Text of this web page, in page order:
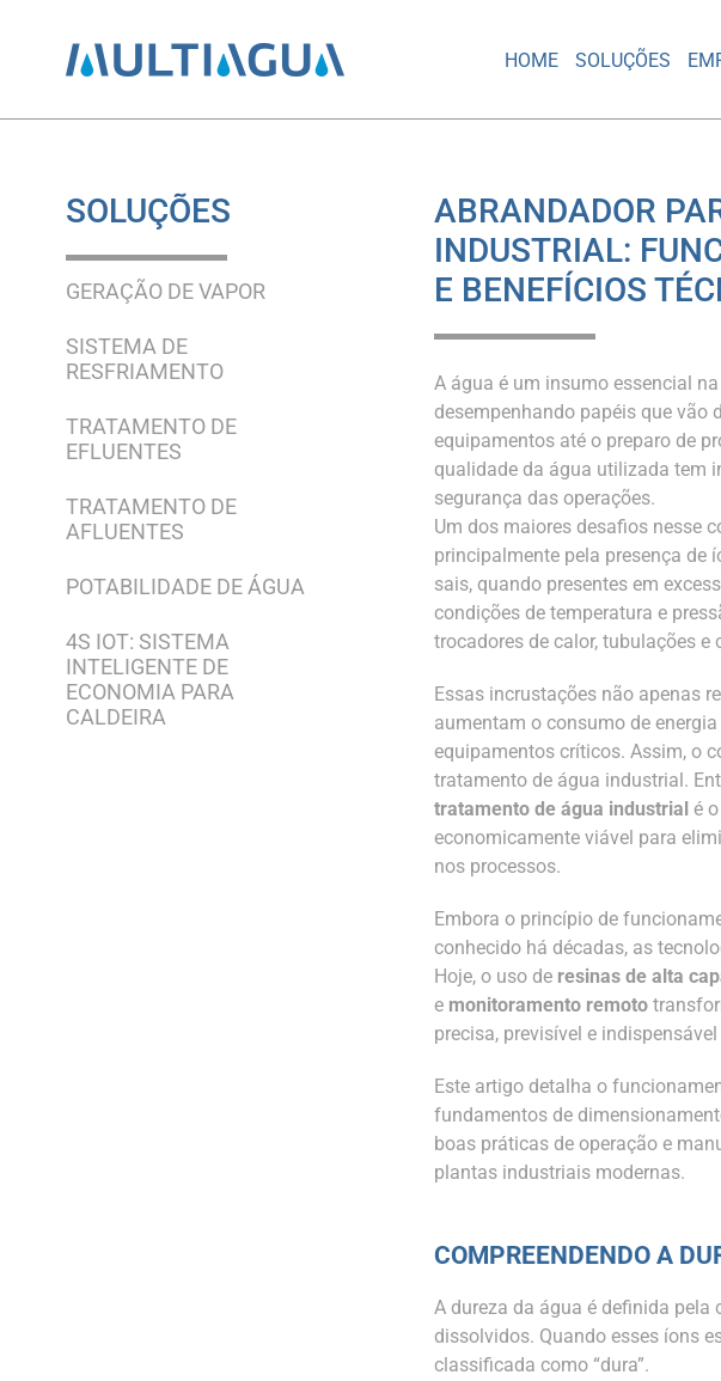
HOME SOLUÇÕES
SOLUÇÕES
GERAÇÃO DE VAPOR
SISTEMA DE
RESFRIAMENTO
TRATAMENTO DE
EFLUENTES
TRATAMENTO DE
AFLUENTES
POTABILIDADE DE ÁGUA
4S IOT: SISTEMA
INTELIGENTE DE
ECONOMIA PARA
CALDEIRA
ABRANDADOR
INDUSTRIAL:
E BENEFÍCIOS
A água é um insumo essencial
desempenhando papéis que vão
equipamentos até o preparo de
qualidade da água utilizada tem
segurança das operações.
Um dos maiores desafios nesse
principalmente pela presença de
sais, quando presentes em
condições de temperatura e
trocadores de calor, tubulações e
Essas incrustações não apenas
aumentam o consumo de
equipamentos críticos. Assim, o
tratamento de água industrial.
tratamento de água industrial é
economicamente viável para
nos processos.
Embora o princípio de
conhecido há décadas, as
Hoje, o uso de resinas de alta
e monitoramento remoto
precisa, previsível e
Este artigo detalha o
fundamentos de
boas práticas de operação e
plantas industriais modernas.
COMPREENDENDO A
A dureza da água é definida
dissolvidos. Quando esses íons
classificada como “dura”.